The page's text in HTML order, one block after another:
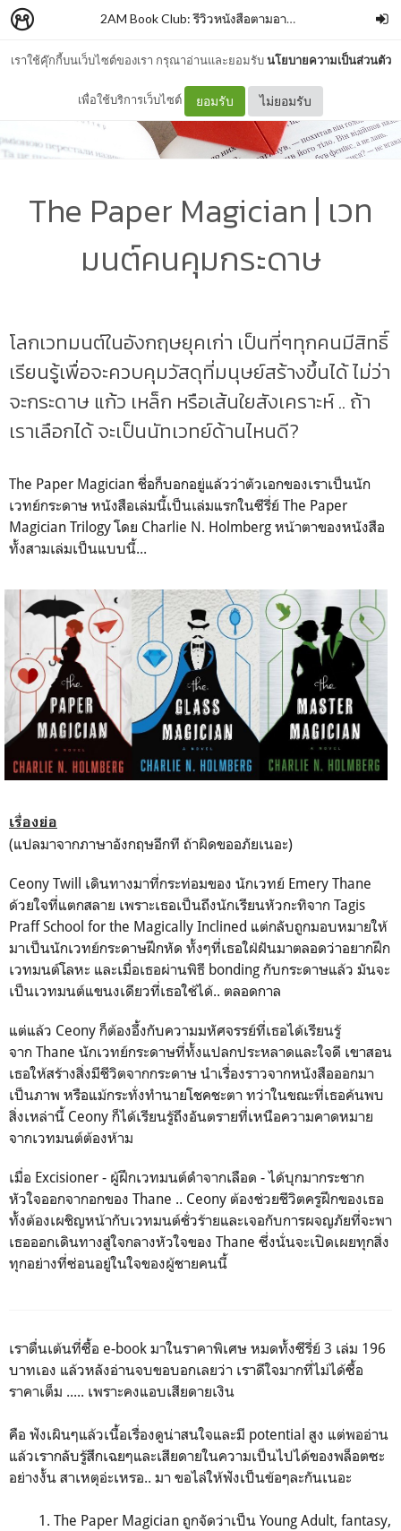
เราใช้คุ๊กกี้บนเว็บไซต์ของเรา กรุณาอ่านและยอมรับนโยบายความเป็นส่วนตัว
เพื่อใช้บริการเว็บไซต์ ยอมรับ ไม่ยอมรับ
2AM Book Club: รีวิวหนังสือตามอารมณ์
The Paper Magician | เวท
มนต์คนคุมกระดาษ
โลกเวทมนต์ในอังกฤษยุคเก่า เป็นที่ๆทุกคนมีสิทธิ์
เรียนรู้เพื่อจะควบคุมวัสดุที่มนุษย์สร้างขึ้นได้ ไม่ว่า
จะกระดาษ แก้ว เหล็ก หรือเส้นใยสังเคราะห์ .. ถ้า
เราเลือกได้ จะเป็นนัทเวทย์ด้านไหนดี?
The Paper Magician ชื่อก็บอกอยู่แล้วว่าตัวเอกของเราเป็นนัก
เวทย์กระดาษ หนังสือเล่มนี้เป็นเล่มแรกในซีรี่ย์ The Paper
Magician Trilogy โดย Charlie N. Holmberg หน้าตาของหนังสือ
ทั้งสามเล่มเป็นแบบนี้...
เรื่องย่อ
(แปลมาจากภาษาอังกฤษอีกที ถ้าผิดขออภัยเนอะ)
Ceony Twill เดินทางมาที่กระท่อมของ นักเวทย์ Emery Thane
ด้วยใจที่แตกสลาย เพราะเธอเป็นถึงนักเรียนหัวกะทิจาก Tagis
Praff School for the Magically Inclined แต่กลับถูกมอบหมายให้
มาเป็นนักเวทย์กระดาษฝึกหัด ทั้งๆที่เธอใฝ่ฝันมาตลอดว่าอยากฝึก
เวทมนต์โลหะ และเมื่อเธอผ่านพิธี bonding กับกระดาษแล้ว มันจะ
เป็นเวทมนต์แขนงเดียวที่เธอใช้ได้.. ตลอดกาล
แต่แล้ว Ceony ก็ต้องอึ้งกับความมหัศจรรย์ที่เธอได้เรียนรู้
จาก Thane นักเวทย์กระดาษที่ทั้งแปลกประหลาดและใจดี เขาสอน
เธอให้สร้างสิ่งมีชีวิตจากกระดาษ นำเรื่องราวจากหนังสือออกมา
เป็นภาพ หรือแม้กระทั่งทำนายโชคชะตา ทว่าในขณะที่เธอค้นพบ
สิ่งเหล่านี้ Ceony ก็ได้เรียนรู้ถึงอันตรายที่เหนือความคาดหมาย
จากเวทมนต์ต้องห้าม
เมื่อ Excisioner - ผู้ฝึกเวทมนต์ดำจากเลือด - ได้บุกมากระชาก
หัวใจออกจากอกของ Thane .. Ceony ต้องช่วยชีวิตครูฝึกของเธอ
ทั้งต้องเผชิญหน้ากับเวทมนต์ชั่วร้ายและเจอกับการผจญภัยที่จะพา
เธอออกเดินทางสู่ใจกลางหัวใจของ Thane ซึ่งนั่นจะเปิดเผยทุกสิ่ง
ทุกอย่างที่ซ่อนอยู่ในใจของผู้ชายคนนี้
เราตื่นเต้นที่ซื้อ e-book มาในราคาพิเศษ หมดทั้งซีรี่ย์ 3 เล่ม 196
บาทเอง แล้วหลังอ่านจบขอบอกเลยว่า เราดีใจมากที่ไม่ได้ซื้อ
ราคาเต็ม ..... เพราะคงแอบเสียดายเงิน
คือ ฟังเผินๆแล้วเนื้อเรื่องดูน่าสนใจและมี potential สูง แต่พออ่าน
แล้วเรากลับรู้สึกเฉยๆและเสียดายในความเป็นไปได้ของพล็อตซะ
อย่างงั้น สาเหตุอ่ะเหรอ.. มา ขอไล่ให้ฟังเป็นข้อๆละกันเนอะ
The Paper Magician ถูกจัดว่าเป็น Young Adult, fantasy,